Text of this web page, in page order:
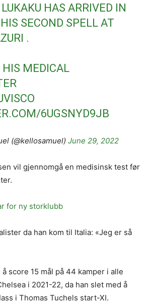
HAS ARRIVED IN
SECOND SPELL AT
.
MEDICAL
6UGSNYD9JB
(@kellosamuel) June 29, 2022
vil gjennomgå en medisinsk test før
for ny storklubb
da han kom til Italia: «Jeg er så
score 15 mål på 44 kamper i alle
i 2021-22, da han slet med å
i Thomas Tuchels start-XI.